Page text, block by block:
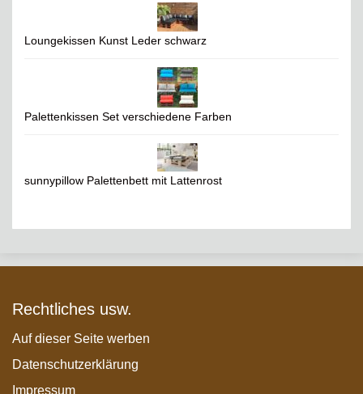
Loungekissen Kunst Leder schwarz
Palettenkissen Set verschiedene Farben
sunnypillow Palettenbett mit Lattenrost
Rechtliches usw.
Auf dieser Seite werben
Datenschutzerklärung
Impressum